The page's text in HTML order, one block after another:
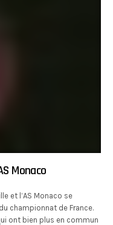
Monaco
et l’AS Monaco se
championnat de France.
ont bien plus en commun